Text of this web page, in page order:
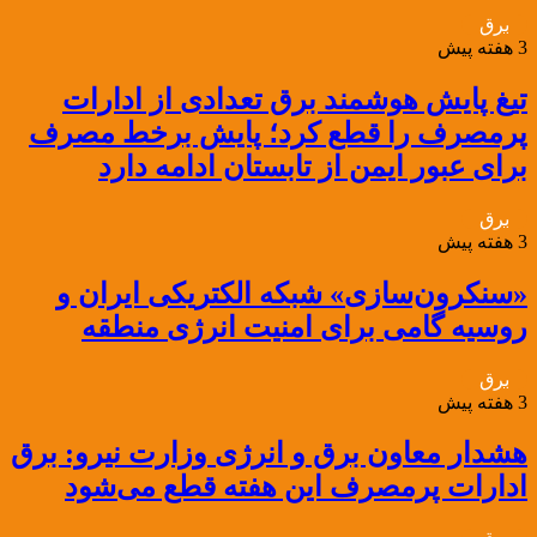
برق
3 هفته پیش
تیغ پایش هوشمند برق تعدادی از ادارات
پرمصرف را قطع کرد؛ پایش برخط مصرف
برای عبور ایمن از تابستان ادامه دارد
برق
3 هفته پیش
«سنکرون‌سازی» شبکه الکتریکی ایران و
روسیه گامی برای امنیت انرژی منطقه
برق
3 هفته پیش
هشدار معاون برق و انرژی وزارت نیرو: برق
ادارات پرمصرف این هفته قطع می‌شود